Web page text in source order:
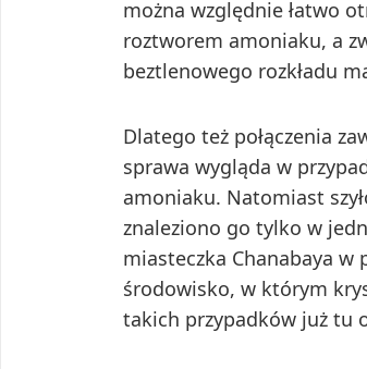
można względnie łatwo
roztworem amoniaku, a
beztlenowego rozkładu
Dlatego też połączenia
sprawa wygląda w
amoniaku. Natomiast
znaleziono go tylko w
miasteczka Chanabaya w
środowisko, w którym
takich przypadków już tu